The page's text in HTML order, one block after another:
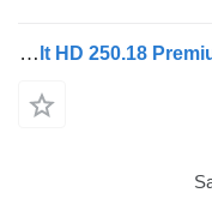
أسطوانة هيدروليكية لـ الشاحنات Renault HD 250.18 Premium E2